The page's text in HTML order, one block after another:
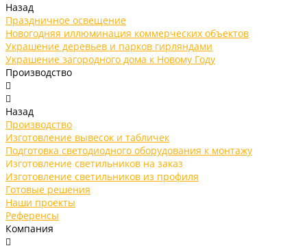
Назад
Праздничное освещение
Новогодняя иллюминация коммерческих объектов
Украшение деревьев и парков гирляндами
Украшение загородного дома к Новому Году
Производство
Назад
Производство
Изготовление вывесок и табличек
Подготовка светодиодного оборудования к монтажу
Изготовление светильников на заказ
Изготовление светильников из профиля
Готовые решения
Наши проекты
Референсы
Компания